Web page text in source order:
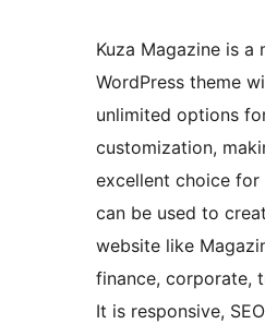
Kuza Magazine is a
WordPress theme
unlimited options
customization,
excellent choice for
can be used to
website like
finance, corporate,
It is responsive,